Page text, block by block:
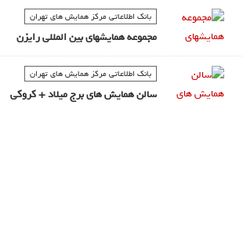
بانک اطلاعاتی مرکز همایش های تهران
مجموعه همایشهای بین المللی رایزن
بانک اطلاعاتی مرکز همایش های تهران
سالن همایش های برج میلاد + کروکی